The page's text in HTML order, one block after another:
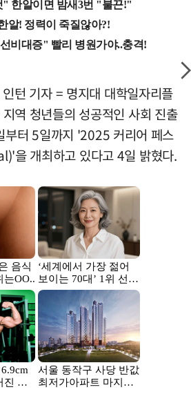
턴 기자 = 명지대 대학일자리플
역 청년들의 성공적인 사회 진출
부터 5일까지 '2025 커리어 페스
을 개최하고 있다고 4일 밝혔다.